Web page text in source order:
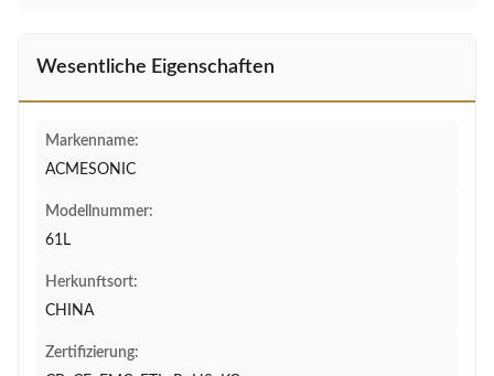
Wesentliche Eigenschaften
Markenname:
ACMESONIC
Modellnummer:
61L
Herkunftsort:
CHINA
Zertifizierung: